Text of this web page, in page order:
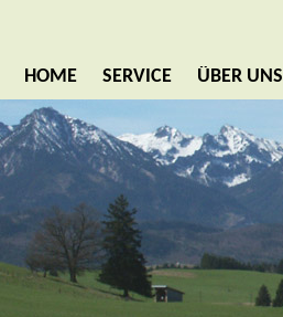
HOME SERVICE ÜBER UNS